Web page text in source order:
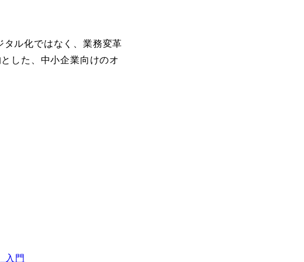
ル化ではなく、業務変革
した、中小企業向けのオ
入門